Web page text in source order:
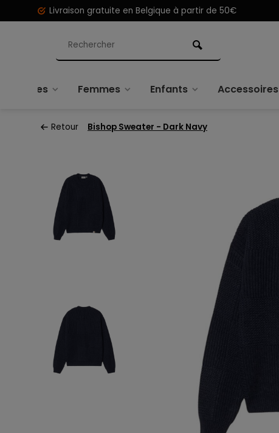
Livraison gratuite en Belgique à partir de 50€
Hommes Femmes Enfants Accessoires
Retour Bishop Sweater - Dark Navy